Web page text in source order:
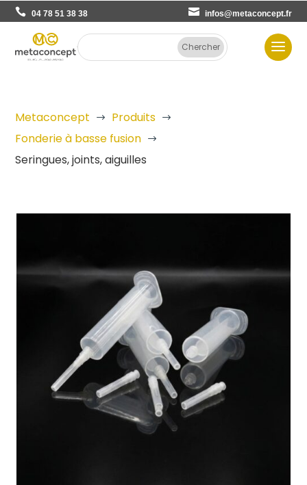
04 78 51 38 38 infos@metaconcept.fr
Metaconcept $ Produits $
Fonderie à basse fusion $
Seringues, joints, aiguilles